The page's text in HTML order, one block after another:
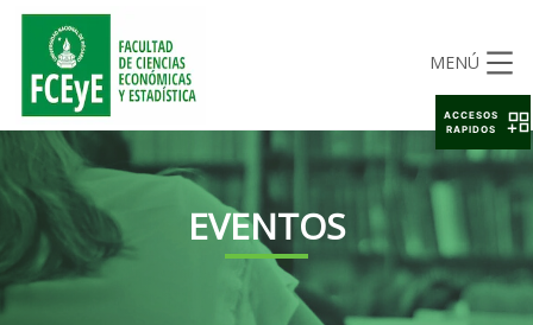
MENÚ
EVENTOS
ACCESOS
RAPIDOS